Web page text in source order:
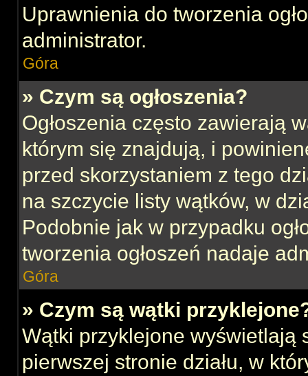
Uprawnienia do tworzenia
administrator.
Góra
» Czym są ogłoszenia?
Ogłoszenia często zawierają
którym się znajdują, i
przed skorzystaniem z tego
na szczycie listy wątków, w
Podobnie jak w przypadku
tworzenia ogłoszeń nadaje
Góra
» Czym są wątki
Wątki przyklejone wyświetlają
pierwszej stronie działu, w